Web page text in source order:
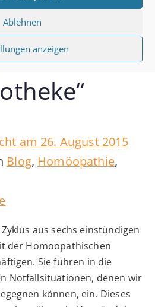
Ablehnen
anzeigen
am 26. August 2015
Blog, Homöopathie,
zu
class
„Homöopathische
Notfallapotheke“
aus sechs einstündigen
der Homöopathischen
Sie führen in die
Notfallsituationen, denen wir
können, ein. Dieses